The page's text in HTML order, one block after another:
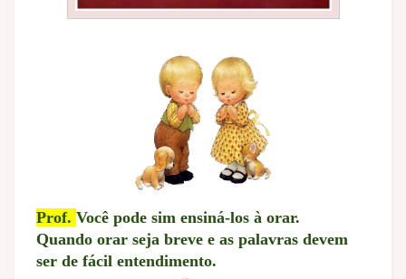
Prof. Você pode sim ensiná-los à orar.
Quando orar seja breve e as palavras devem
ser de fácil entendimento.